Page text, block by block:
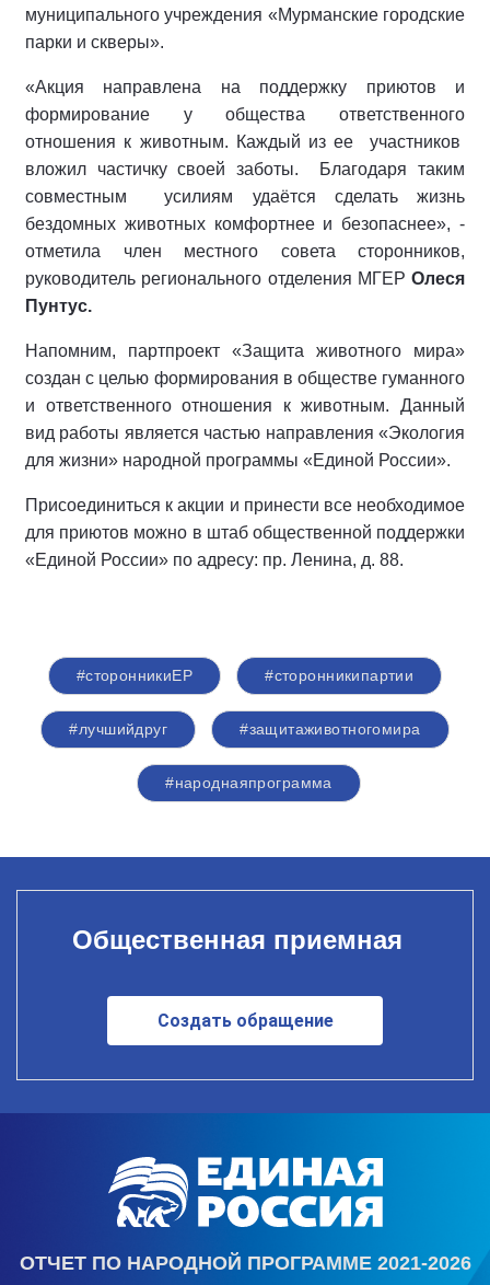
муниципального учреждения «Мурманские городские
парки и скверы».
«Акция направлена на поддержку приютов и
формирование у общества ответственного
отношения к животным. Каждый из ее участников
вложил частичку своей заботы. Благодаря таким
совместным усилиям удаётся сделать жизнь
бездомных животных комфортнее и безопаснее», -
отметила член местного совета сторонников,
руководитель регионального отделения МГЕР Олеся
Пунтус.
Напомним, партпроект «Защита животного мира»
создан с целью формирования в обществе гуманного
и ответственного отношения к животным. Данный
вид работы является частью направления «Экология
для жизни» народной программы «Единой России».
Присоединиться к акции и принести все необходимое
для приютов можно в штаб общественной поддержки
«Единой России» по адресу: пр. Ленина, д. 88.
#сторонникиЕР #сторонникипартии
#лучшийдруг #защитаживотногомира
#народнаяпрограмма
Общественная приемная
Создать обращение
ОТЧЕТ ПО НАРОДНОЙ ПРОГРАММЕ 2021-2026